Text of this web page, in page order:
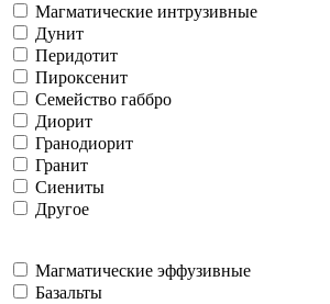
Магматические интрузивные
Дунит
Перидотит
Пироксенит
Семейство габбро
Диорит
Гранодиорит
Гранит
Сиениты
Другое
Магматические эффузивные
Базальты